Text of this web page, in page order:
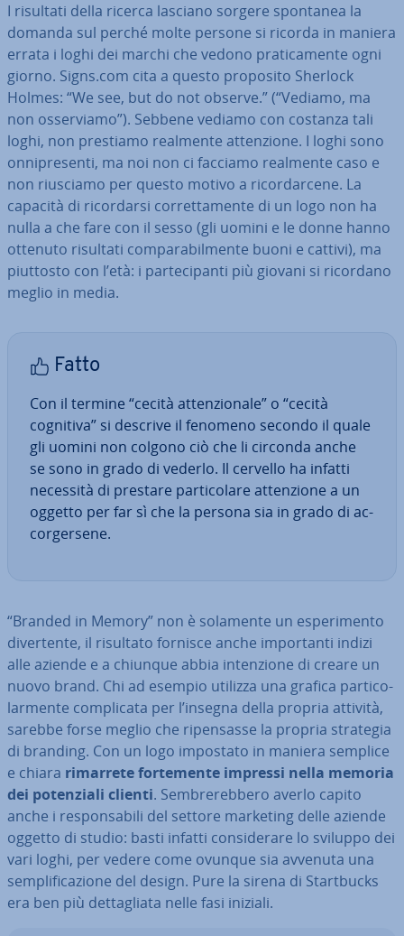
I risultati della ricerca lasciano sorgere spontanea la
domanda sul perché molte persone si ricorda in maniera
errata i loghi dei marchi che vedono pra­ti­ca­men­te ogni
giorno. Signs.com cita a questo proposito Sherlock
Holmes: “We see, but do not observe.” (“Vediamo, ma
non os­ser­via­mo”). Sebbene vediamo con costanza tali
loghi, non prestiamo realmente at­ten­zio­ne. I loghi sono
on­ni­pre­sen­ti, ma noi non ci facciamo realmente caso e
non riusciamo per questo motivo a ri­cor­dar­ce­ne. La
capacità di ri­cor­dar­si cor­ret­ta­men­te di un logo non ha
nulla a che fare con il sesso (gli uomini e le donne hanno
ottenuto risultati com­pa­ra­bil­men­te buoni e cattivi), ma
piuttosto con l’età: i par­te­ci­pan­ti più giovani si ricordano
meglio in media.
Fatto
Con il termine “cecità at­ten­zio­na­le” o “cecità
cognitiva” si descrive il fenomeno secondo il quale
gli uomini non colgono ciò che li circonda anche
se sono in grado di vederlo. Il cervello ha infatti
necessità di prestare par­ti­co­la­re at­ten­zio­ne a un
oggetto per far sì che la persona sia in grado di ac­
cor­ger­se­ne.
“Branded in Memory” non è solamente un espe­ri­men­to
di­ver­ten­te, il risultato fornisce anche im­por­tan­ti indizi
alle aziende e a chiunque abbia in­ten­zio­ne di creare un
nuovo brand. Chi ad esempio utilizza una grafica par­ti­co­
lar­men­te com­pli­ca­ta per l’insegna della propria attività,
sarebbe forse meglio che ri­pen­sas­se la propria strategia
di branding. Con un logo impostato in maniera semplice
e chiara rimarrete for­te­men­te impressi nella memoria
dei po­ten­zia­li clienti. Sem­bre­reb­be­ro averlo capito
anche i re­spon­sa­bi­li del settore marketing delle aziende
oggetto di studio: basti infatti con­si­de­ra­re lo sviluppo dei
vari loghi, per vedere come ovunque sia avvenuta una
sem­pli­fi­ca­zio­ne del design. Pure la sirena di Start­bucks
era ben più det­ta­glia­ta nelle fasi iniziali.